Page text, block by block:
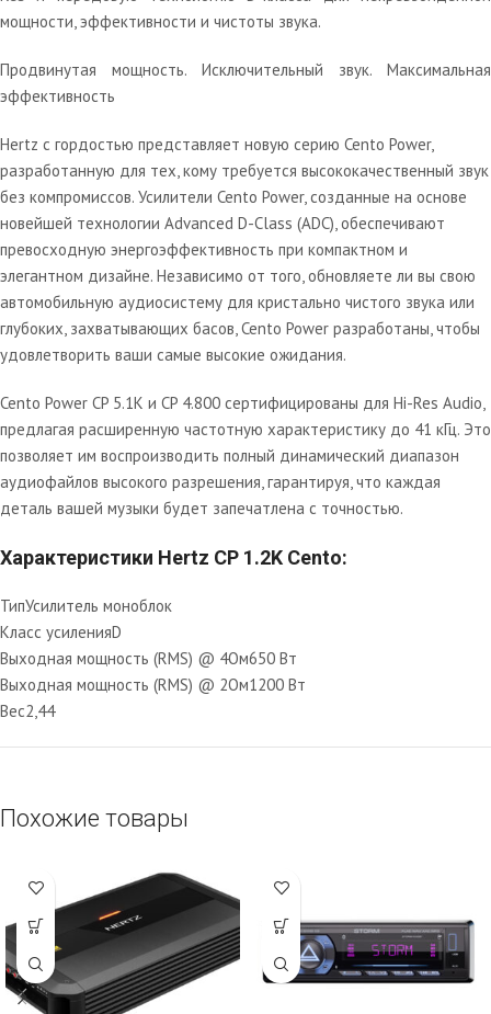
мощности, эффективности и чистоты звука.
Продвинутая мощность. Исключительный звук. Максимальная
эффективность
Hertz с гордостью представляет новую серию Cento Power,
разработанную для тех, кому требуется высококачественный звук
без компромиссов. Усилители Cento Power, созданные на основе
новейшей технологии Advanced D-Class (ADC), обеспечивают
превосходную энергоэффективность при компактном и
элегантном дизайне. Независимо от того, обновляете ли вы свою
автомобильную аудиосистему для кристально чистого звука или
глубоких, захватывающих басов, Cento Power разработаны, чтобы
удовлетворить ваши самые высокие ожидания.
Cento Power CP 5.1K и CP 4.800 сертифицированы для Hi-Res Audio,
предлагая расширенную частотную характеристику до 41 кГц. Это
позволяет им воспроизводить полный динамический диапазон
аудиофайлов высокого разрешения, гарантируя, что каждая
деталь вашей музыки будет запечатлена с точностью.
Характеристики Hertz CP 1.2K Cento:
ТипУсилитель моноблок
Класс усиленияD
Выходная мощность (RMS) @ 4Ом650 Вт
Выходная мощность (RMS) @ 2Ом1200 Вт
Вес2,44
Похожие товары